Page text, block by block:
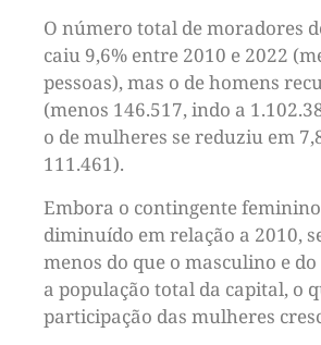
O número total de moradores
caiu 9,6% entre 2010 e 2022
pessoas), mas o de homens
(menos 146.517, indo a
o de mulheres se reduziu em
111.461).
Embora o contingente
diminuído em relação a 2010,
menos do que o masculino e
a população total da capital, o
participação das mulheres